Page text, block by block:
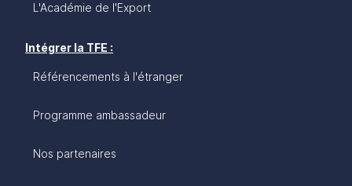
L'Académie de l'Export
Intégrer la TFE :
Référencements à l'étranger
Programme ambassadeur
Nos partenaires